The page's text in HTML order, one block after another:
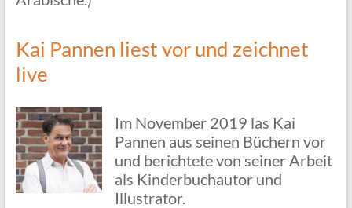
Kai Pannen liest vor und zeichnet
live
Im November 2019 las Kai
Pannen aus seinen Büchern vor
und berichtete von seiner Arbeit
als Kinderbuchautor und
Illustrator.